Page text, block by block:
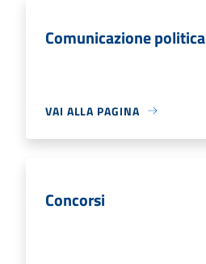
Comunicazione politica
VAI ALLA PAGINA
Concorsi